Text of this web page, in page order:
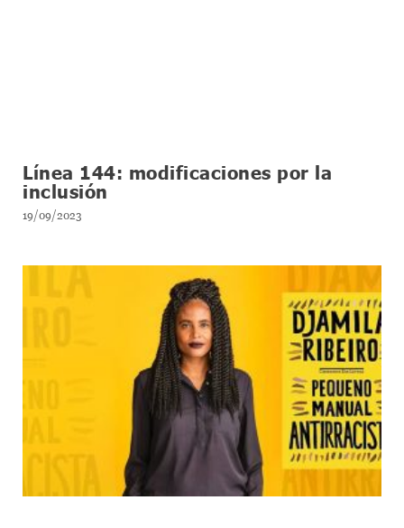
Línea 144: modificaciones por la
inclusión
19/09/2023